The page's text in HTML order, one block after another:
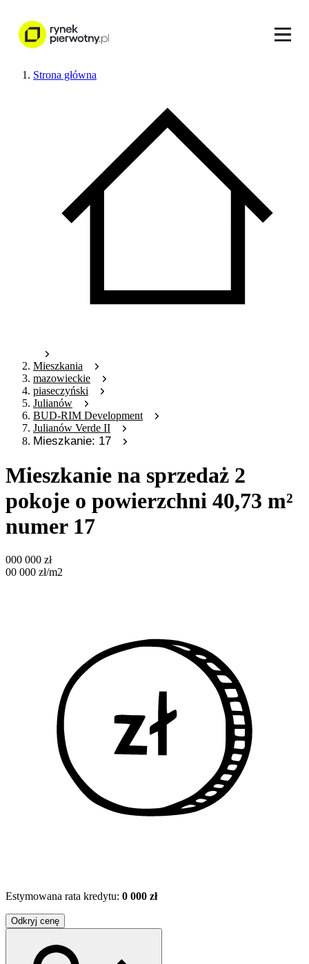
Strona główna
Mieszkania
mazowieckie
piaseczyński
Julianów
BUD-RIM Development
Julianów Verde II
Mieszkanie: 17
Mieszkanie na sprzedaż 2
pokoje o powierzchni 40,73 m²
numer 17
000 000 zł
00 000 zł/m2
Estymowana rata kredytu: 0 000 zł
Odkryj cenę